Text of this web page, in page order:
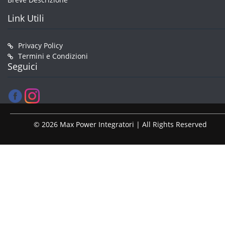
Link Utili
Privacy Policy
Termini e Condizioni
Seguici
© 2026 Max Power Integratori | All Rights Reserved